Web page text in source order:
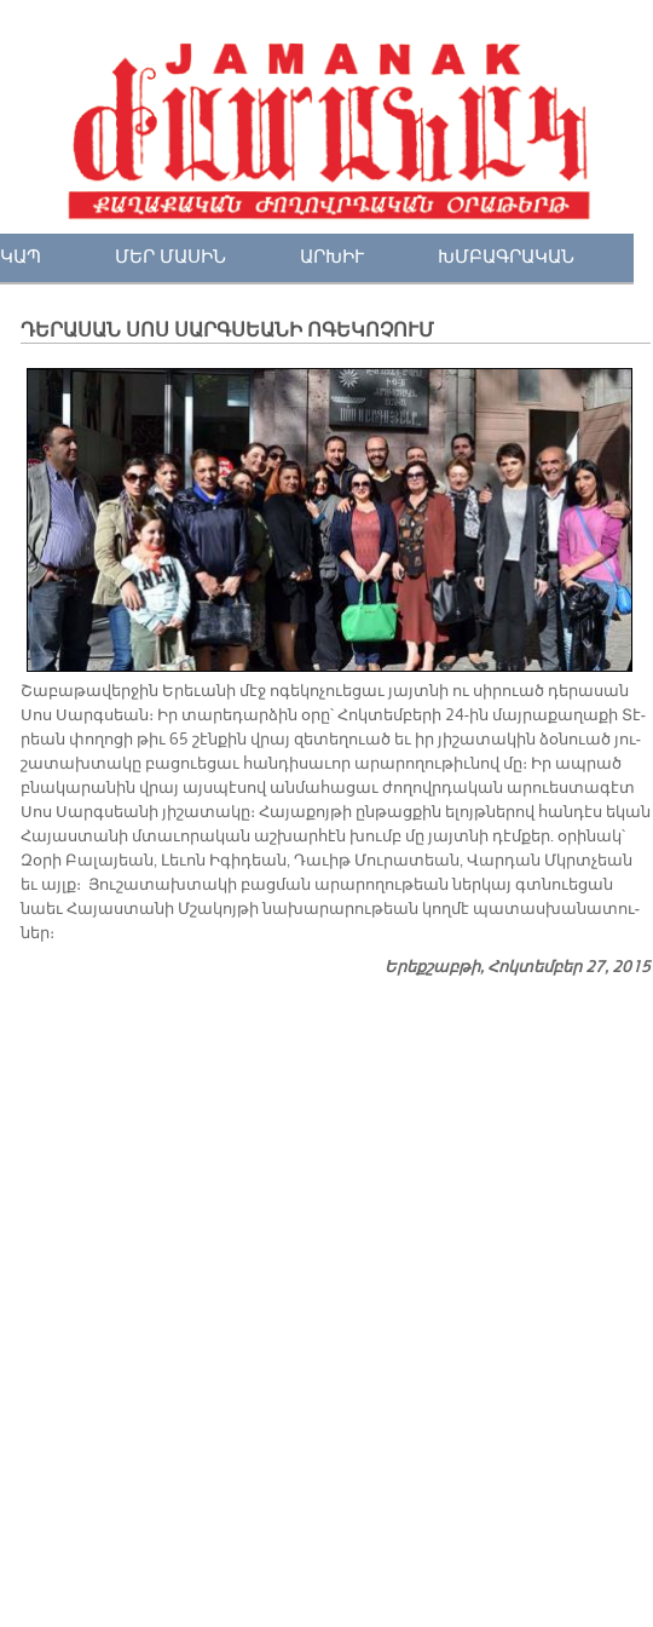
ԿԱՊ ՄԵՐ ՄԱՍԻՆ ԱՐԽԻՒ ԽՄԲԱԳՐԱԿԱՆ
ԴԵՐԱՍԱՆ ՍՈՍ ՍԱՐԳՍԵԱՆԻ ՈԳԵԿՈՉՈՒՄ
Շա­բա­թա­վեր­ջին Ե­րե­ւա­նի մէջ ո­գե­կո­չուե­ցաւ յայտ­նի ու սի­րուած դե­րա­սան
Սոս Սարգ­սեան։ Իր տա­րե­դար­ձին օ­րը՝ Հոկ­տեմ­բե­րի 24-ին մայ­րա­քա­ղա­քի Տէ­
րեան փո­ղո­ցի թիւ 65 շէն­քին վրայ զե­տե­ղուած եւ իր յի­շա­տա­կին ձօ­նուած յու­
շա­տախ­տա­կը բա­ցուե­ցաւ հան­դի­սա­ւոր ա­րա­րո­ղու­թիւ­նով մը։ Իր ապ­րած
բնա­կա­րա­նին վրայ այս­պէ­սով ան­մա­հա­ցաւ ժո­ղովր­դա­կան ա­րուես­տա­գէտ
Սոս Սարգ­սեա­նի յի­շա­տա­կը։ Հա­յա­քոյ­թի ըն­թաց­քին ե­լոյթ­նե­րով հան­դէս ե­կան
Հա­յաս­տա­նի մտա­ւո­րա­կան աշ­խար­հէն խումբ մը յայտ­նի դէմ­քեր. օ­րի­նակ՝
Զօ­րի Բա­լա­յեան, Լե­ւոն Ի­գի­դեան, Դա­ւիթ Մու­րա­տեան, Վար­դան Մկրտչեան
եւ այլք։ Յու­շա­տախ­տա­կի բաց­ման ա­րա­րո­ղու­թեան ներ­կայ գտնուե­ցան
նաեւ Հա­յաս­տա­նի Մշա­կոյ­թի նա­խա­րա­րու­թեան կող­մէ պա­տաս­խա­նա­տու­
ներ։
Երեքշաբթի, Հոկտեմբեր 27, 2015